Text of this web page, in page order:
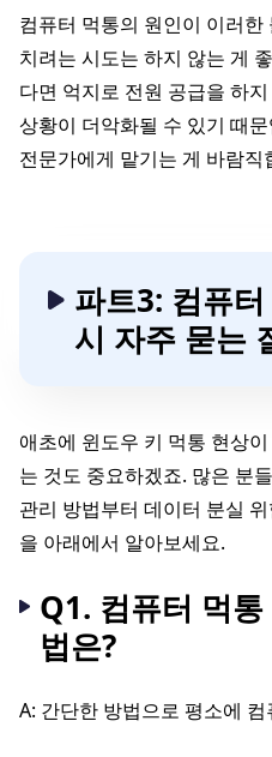
컴퓨터 먹통의 원인이 이러
치려는 시도는 하지 않는 게
다면 억지로 전원 공급을 하
상황이 더악화될 수 있기 때
전문가에게 맡기는 게 바람직
파트3: 컴퓨
시 자주 묻는
애초에 윈도우 키 먹통 현상
는 것도 중요하겠죠. 많은 분
관리 방법부터 데이터 분실
을 아래에서 알아보세요.
Q1. 컴퓨터 먹
법은?
A: 간단한 방법으로 평소에